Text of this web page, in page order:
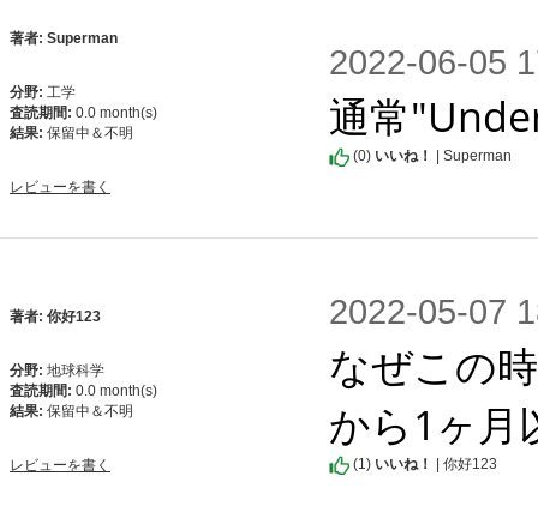
著者: Superman
分野: 工学
査読期間: 0.0 month(s)
結果: 保留中＆不明
レビューを書く
2022-06-05
通常
(0) いいね！ | Superman
著者: 你好123
分野: 地球科学
査読期間: 0.0 month(s)
結果: 保留中＆不明
レビューを書く
2022-05-07
なぜこの
から1ヶ月
(1) いいね！ | 你好123